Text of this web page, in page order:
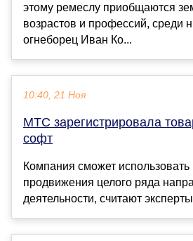
этому ремеслу приобщаются
возрастов и профессий, среди
огнеборец Иван Ко...
10:40, 21 Ноя
МТС зарегистрировала
софт
Компания сможет
продвижения целого ряда
деятельности, считают